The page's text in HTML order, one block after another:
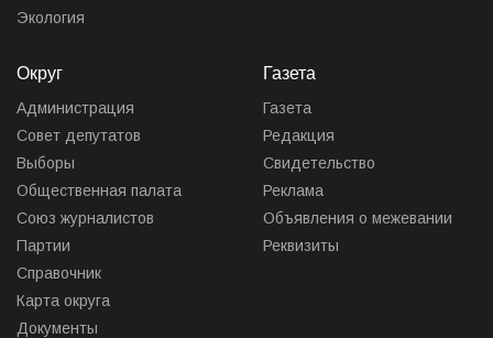
Экология
Округ
Администрация
Совет депутатов
Выборы
Общественная палата
Союз журналистов
Партии
Справочник
Карта округа
Документы
Газета
Газета
Редакция
Свидетельство
Реклама
Объявления о межевании
Реквизиты